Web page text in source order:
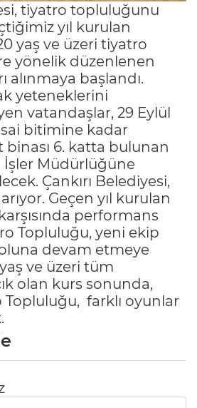
tiyatro topluluğunu
yıl kurulan
yaş ve üzeri tiyatro
yönelik düzenlenen
alınmaya başlandı.
yeteneklerini
vatandaşlar, 29 Eylül
bitimine kadar
binası 6. katta bulunan
İşler Müdürlüğüne
Çankırı Belediyesi,
Geçen yıl kurulan
performans
Topluluğu, yeni ekip
devam etmeye
ve üzeri tüm
olan kurs sonunda,
Topluluğu, farklı oyunlar